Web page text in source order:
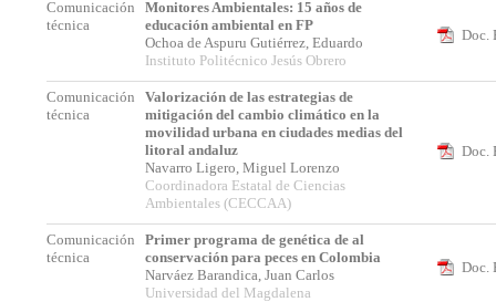
Comunicación
técnica
Monitores Ambientales: 15 años de
educación ambiental en FP
Ochoa de Aspuru Gutiérrez, Eduardo
Instituto Politécnico Jesús Obrero
Doc.
Comunicación
técnica
Valorización de las estrategias de
mitigación del cambio climático en la
movilidad urbana en ciudades medias del
litoral andaluz
Navarro Ligero, Miguel Lorenzo
Coordinadora Estatal de Ciencias
Ambientales (CECCAA)
Doc.
Comunicación
técnica
Primer programa de genética de al
conservación para peces en Colombia
Narváez Barandica, Juan Carlos
Universidad del Magdalena
Doc.